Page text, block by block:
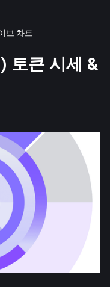
브 차트
토큰 시세 &